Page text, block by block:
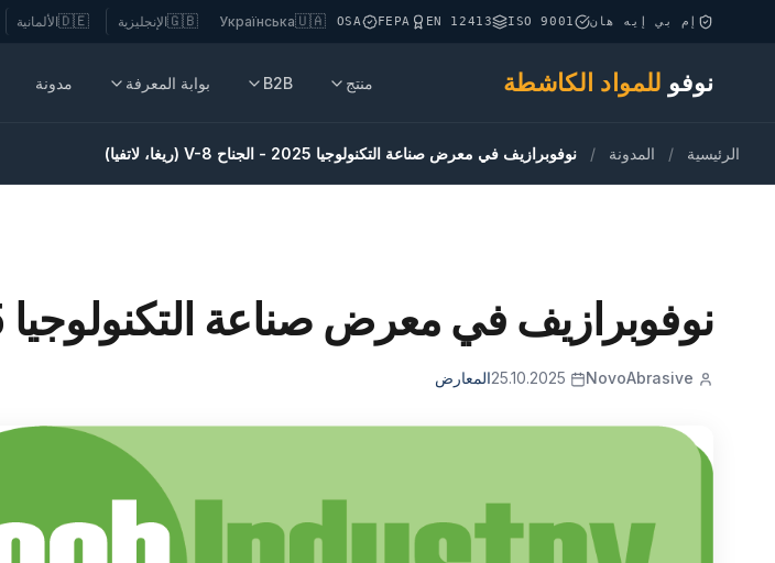
إم بي إيه هان ISO 9001
EN 12413
FEPA
OSA
🇺🇦
Українська
🇬🇧الإنجليزية 🇩🇪الألمانية
نوفو للمواد الكاشطة منتج B2B بوابة المعرفة مدونة
الرئيسية / المدونة / نوفوبرازيف في معرض صناعة التكنولوجيا 2025 - الجناح V-8 (ريغا، لاتفيا)
نوفوبرازيف في معرض صناعة التكنولوجيا 2025 - الجناح V-8 (ريغا، لاتفيا)
المعارض